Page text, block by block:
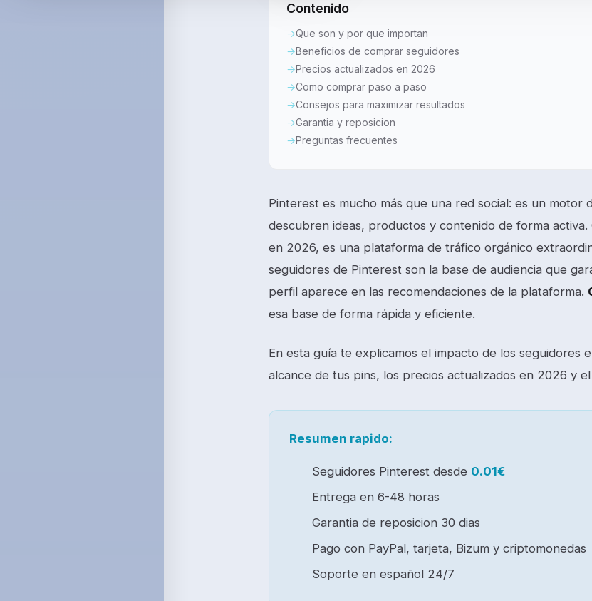
Contenido
Que son y por que importan
Beneficios de comprar seguidores
Precios actualizados en 2026
Como comprar paso a paso
Consejos para maximizar resultados
Garantia y reposicion
Preguntas frecuentes
Pinterest es mucho más que una red social: es un motor
descubren ideas, productos y contenido de forma
en 2026, es una plataforma de tráfico orgánico
seguidores de Pinterest son la base de audiencia que
perfil aparece en las recomendaciones de la plataforma.
esa base de forma rápida y eficiente.
En esta guía te explicamos el impacto de los seguidores
alcance de tus pins, los precios actualizados en 2026 y
Resumen rapido:
Seguidores Pinterest desde 0.01€
Entrega en 6-48 horas
Garantia de reposicion 30 dias
Pago con PayPal, tarjeta, Bizum y criptomonedas
Soporte en español 24/7